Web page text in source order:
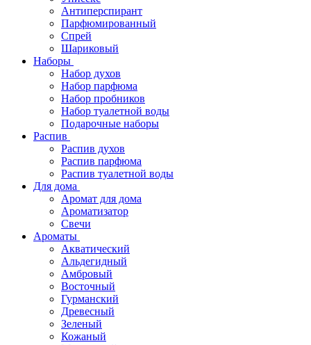
Антиперспирант
Парфюмированный
Спрей
Шариковый
Наборы
Набор духов
Набор парфюма
Набор пробников
Набор туалетной воды
Подарочные наборы
Распив
Распив духов
Распив парфюма
Распив туалетной воды
Для дома
Аромат для дома
Ароматизатор
Свечи
Ароматы
Акватический
Альдегидный
Амбровый
Восточный
Гурманский
Древесный
Зеленый
Кожаный